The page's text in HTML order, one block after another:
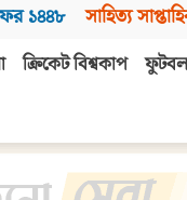
১৪৪৮ সাহিত্য
ক্রিকেট বিশ্বকাপ ফুটবল